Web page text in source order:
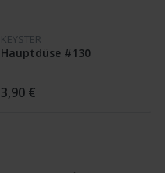
KEYSTER
Hauptdüse #130
3,90 €